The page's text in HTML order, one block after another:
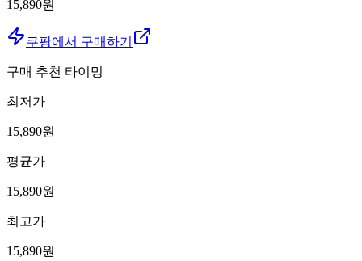
15,890원
쿠팡에서 구매하기
구매 추천 타이밍
최저가
15,890원
평균가
15,890원
최고가
15,890원